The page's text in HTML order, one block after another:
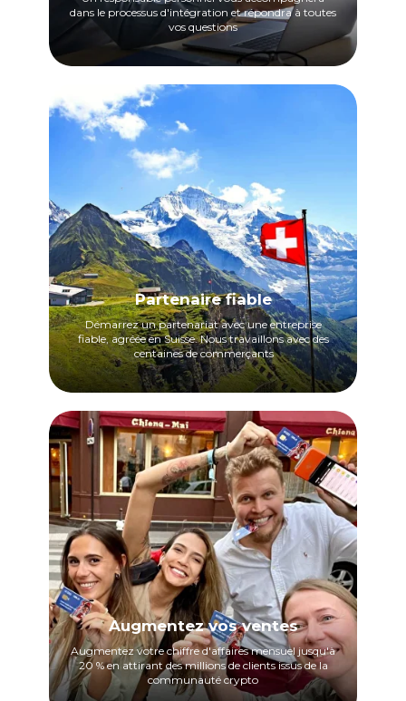
dans le processus d'intégration et répondra à toutes
vos questions
Démarrez un partenariat avec une entreprise
fiable, agréée en Suisse. Nous travaillons avec des
centaines de commerçants
Partenaire fiable
Augmentez vos ventes
Augmentez votre chiffre d'affaires mensuel jusqu'à
20 % en attirant des millions de clients issus de la
communauté crypto